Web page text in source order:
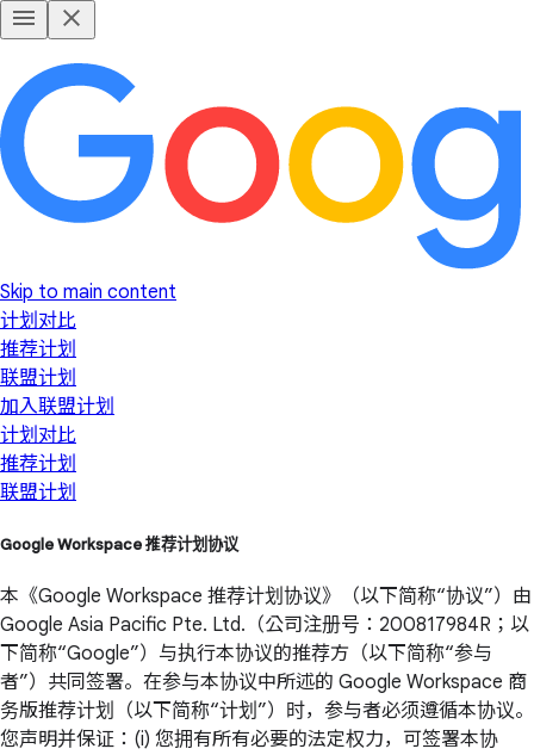
Skip to main content
计划对比
推荐计划
联盟计划
加入联盟计划
计划对比
推荐计划
联盟计划
Google Workspace 推荐计划协议
本《Google Workspace 推荐计划协议》（以下简称“协议”）由
Google Asia Pacific Pte. Ltd.（公司注册号：200817984R；以
下简称“Google”）与执行本协议的推荐方（以下简称“参与
者”）共同签署。在参与本协议中所述的 Google Workspace 商
务版推荐计划（以下简称“计划”）时，参与者必须遵循本协议。
您声明并保证：(i) 您拥有所有必要的法定权力，可签署本协